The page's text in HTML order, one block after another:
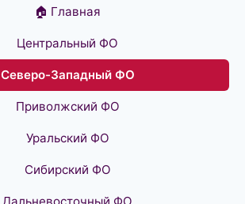
🏠 Главная
Центральный ФО
Северо-Западный ФО
Приволжский ФО
Уральский ФО
Сибирский ФО